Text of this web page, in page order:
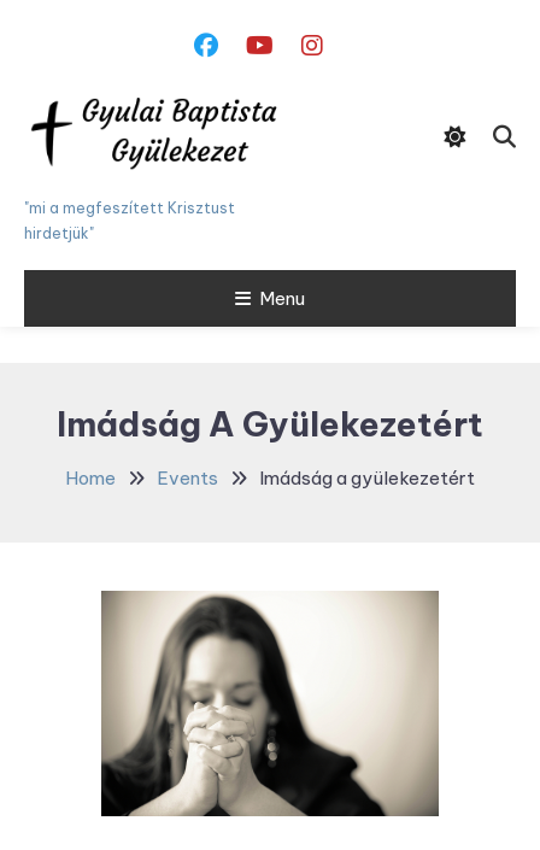
"mi a megfeszített Krisztust
hirdetjük"
Menu
Imádság A Gyülekezetért
Home Events Imádság a gyülekezetért